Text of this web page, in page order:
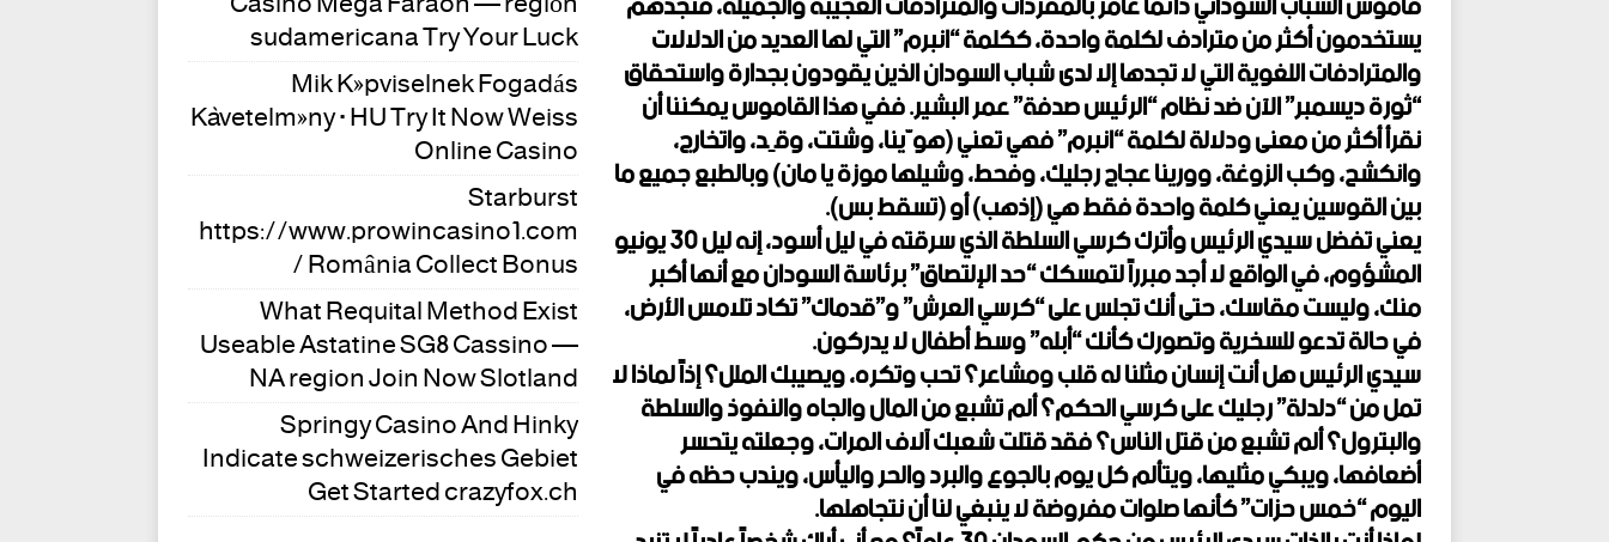
يستخدمون أكثر من مترادف لكلمة واحدة، ككلمة “انبرم” التي لها العديد من الدلالات
والمترادفات اللغوية التي لا تجدها إلا لدى شباب السودان الذين يقودون بجدارة واستحقاق
“ثورة ديسمبر” الآن ضد نظام “الرئيس صدفة” عمر البشير. ففي هذا القاموس يمكننا أن
نقرأ أكثر من معنى ودلالة لكلمة “انبرم” فهي تعني (هوّينا، وشتت، وقِد، واتخارج،
وانكشح، وكب الزوغة، وورينا عجاج رجليك، وفحط، وشيلها موزة يا مان) وبالطبع جميع ما
بين القوسين يعني كلمة واحدة فقط هي (إذهب) أو (تسقط بس).
يعني تفضل سيدي الرئيس وأترك كرسي السلطة الذي سرقته في ليل أسود، إنه ليل 30 يونيو
المشؤوم، في الواقع لا أجد مبرراً لتمسكك “حد الإلتصاق” برئاسة السودان مع أنها أكبر
منك، وليست مقاسك، حتى أنك تجلس على “كرسي العرش” و”قدماك” تكاد تلامس الأرض،
في حالة تدعو للسخرية وتصورك كأنك “أبله” وسط أطفال لا يدركون.
سيدي الرئيس هل أنت إنسان مثلنا له قلب ومشاعر؟ تحب وتكره، ويصيبك الملل؟ إذاً لماذا لا
تمل من “دلدلة” رجليك على كرسي الحكم؟ ألم تشبع من المال والجاه والنفوذ والسلطة
والبترول؟ ألم تشبع من قتل الناس؟ فقد قتلت شعبك آلاف المرات، وجعلته يتحسر
أضعافها، ويبكي مثليها، ويتألم كل يوم بالجوع والبرد والحر واليأس، ويندب حظه في
اليوم “خمس حزات” كأنها صلوات مفروضة لا ينبغي لنا أن نتجاهلها.
sudamericana Try Your Luck
Mik Képviselnek Fogadás
Követelmény · HU Try It Now Weiss
Online Casino
Starburst
https://www.prowincasino1.com
/ România Collect Bonus
What Requital Method Exist
Useable Astatine SG8 Cassino —
NA region Join Now Slotland
Springy Casino And Hinky
Indicate schweizerisches Gebiet
Get Started crazyfox.ch